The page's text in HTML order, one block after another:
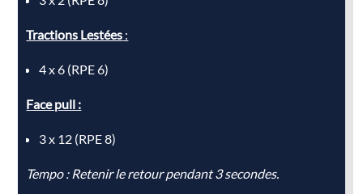
Tractions Lestées :
4 x 6 (RPE 6)
Face pull :
3 x 12 (RPE 8)
Tempo : Retenir le retour pendant 3 secondes.